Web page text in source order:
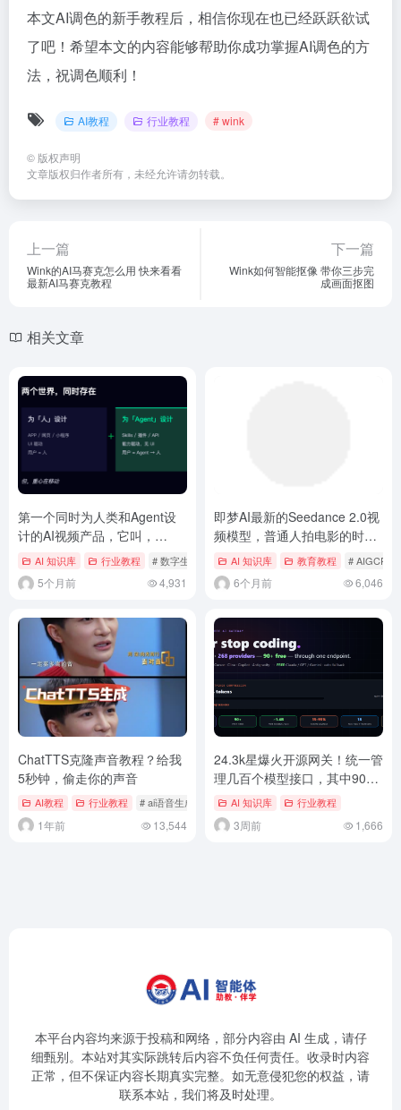
本文AI调色的新手教程后，相信你现在也已经跃跃欲试
了吧！希望本文的内容能够帮助你成功掌握AI调色的方
法，祝调色顺利！
AI教程 行业教程 # wink
© 版权声明
文章版权归作者所有，未经允许请勿转载。
上一篇
Wink的AI马赛克怎么用 快来看看
最新AI马赛克教程
下一篇
Wink如何智能抠像 带你三步完
成画面抠图
相关文章
第一个同时为人类和Agent设
计的AI视频产品，它叫，
LibTV。
AI 知识库 行业教程 # 数字生命卡兹克
5个月前 4,931
即梦AI最新的Seedance 2.0视
频模型，普通人拍电影的时代
来了！（附使用教程）
AI 知识库 教育教程 # AIGCPM
6个月前 6,046
ChatTTS克隆声音教程？给我
5秒钟，偷走你的声音
AI教程 行业教程 # ai语音生成 # 克隆声音
1年前 13,544
24.3k星爆火开源网关！统一管
理几百个模型接口，其中90多
个可白嫖token
AI 知识库 行业教程
3周前 1,666
本平台内容均来源于投稿和网络，部分内容由 AI 生成，请仔
细甄别。本站对其实际跳转后内容不负任何责任。收录时内容
正常，但不保证内容长期真实完整。如无意侵犯您的权益，请
联系本站，我们将及时处理。